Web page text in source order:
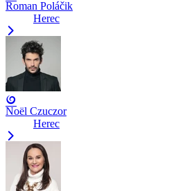
Roman Poláčik
Herec
Noël Czuczor
Herec